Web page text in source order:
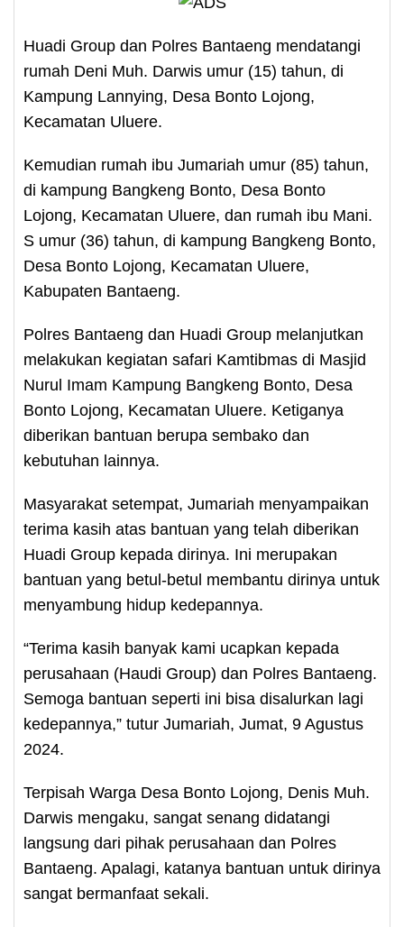
Huadi Group dan Polres Bantaeng mendatangi
rumah Deni Muh. Darwis umur (15) tahun, di
Kampung Lannying, Desa Bonto Lojong,
Kecamatan Uluere.
Kemudian rumah ibu Jumariah umur (85) tahun,
di kampung Bangkeng Bonto, Desa Bonto
Lojong, Kecamatan Uluere, dan rumah ibu Mani.
S umur (36) tahun, di kampung Bangkeng Bonto,
Desa Bonto Lojong, Kecamatan Uluere,
Kabupaten Bantaeng.
Polres Bantaeng dan Huadi Group melanjutkan
melakukan kegiatan safari Kamtibmas di Masjid
Nurul Imam Kampung Bangkeng Bonto, Desa
Bonto Lojong, Kecamatan Uluere. Ketiganya
diberikan bantuan berupa sembako dan
kebutuhan lainnya.
Masyarakat setempat, Jumariah menyampaikan
terima kasih atas bantuan yang telah diberikan
Huadi Group kepada dirinya. Ini merupakan
bantuan yang betul-betul membantu dirinya untuk
menyambung hidup kedepannya.
“Terima kasih banyak kami ucapkan kepada
perusahaan (Haudi Group) dan Polres Bantaeng.
Semoga bantuan seperti ini bisa disalurkan lagi
kedepannya,” tutur Jumariah, Jumat, 9 Agustus
2024.
Terpisah Warga Desa Bonto Lojong, Denis Muh.
Darwis mengaku, sangat senang didatangi
langsung dari pihak perusahaan dan Polres
Bantaeng. Apalagi, katanya bantuan untuk dirinya
sangat bermanfaat sekali.